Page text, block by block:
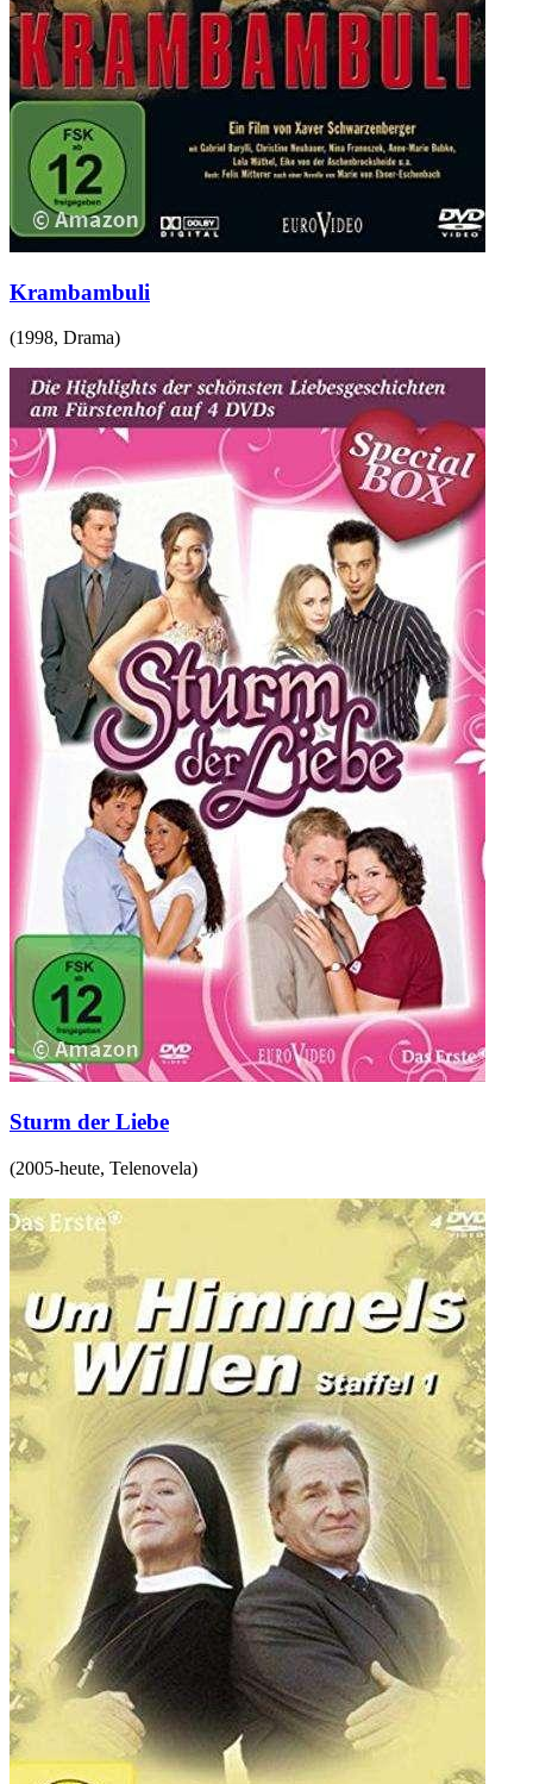
Krambambuli
(1998, Drama)
Sturm der Liebe
(2005-heute, Telenovela)